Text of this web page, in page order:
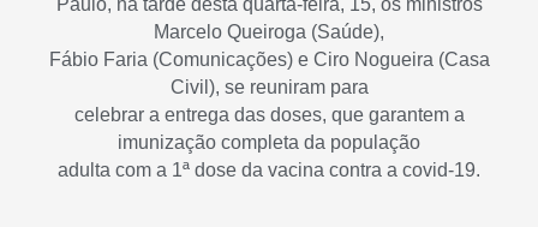
Paulo, na tarde desta quarta-feira, 15, os ministros
Marcelo Queiroga (Saúde),
Fábio Faria (Comunicações) e Ciro Nogueira (Casa
Civil), se reuniram para
celebrar a entrega das doses, que garantem a
imunização completa da população
adulta com a 1ª dose da vacina contra a covid-19.